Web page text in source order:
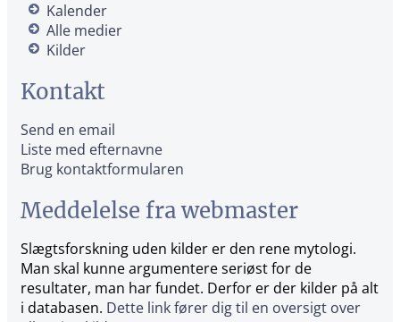
Kalender
Alle medier
Kilder
Kontakt
Send en email
Liste med efternavne
Brug kontaktformularen
Meddelelse fra webmaster
Slægtsforskning uden kilder er den rene mytologi.
Man skal kunne argumentere seriøst for de
resultater, man har fundet. Derfor er der kilder på alt
i databasen. Dette link fører dig til en oversigt over